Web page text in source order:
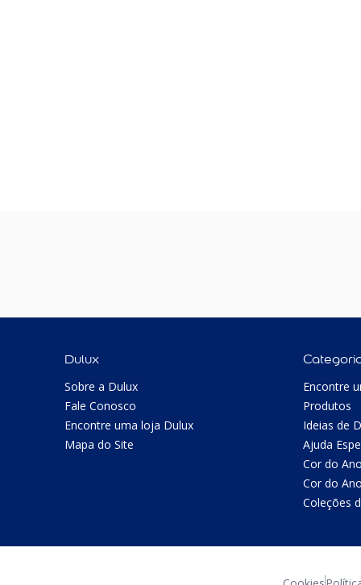
Dulux
Sobre a Dulux
Fale Conosco
Encontre uma loja Dulux
Mapa do Site
Encontre
Produtos
Ideias de
Ajuda
Cor do
Cor do
Coleções